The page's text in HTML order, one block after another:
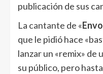
publicación de sus
La cantante de «
que le pidió hace
lanzar un «remix» de
su público, pero